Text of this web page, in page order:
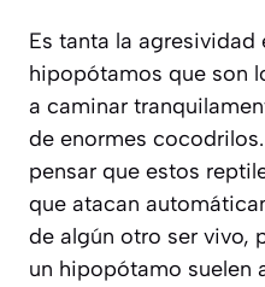
Es tanta la
hipopótamos que son
a caminar
de enormes
pensar que estos
que atacan
de algún otro ser vivo,
un hipopótamo suelen